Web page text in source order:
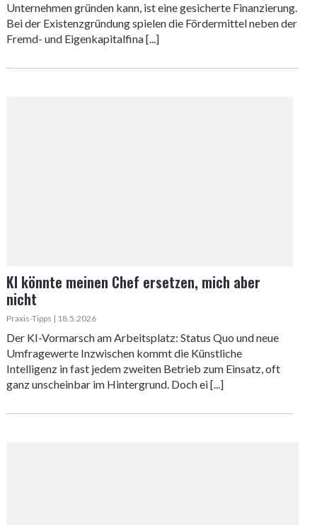
Unternehmen gründen kann, ist eine gesicherte Finanzierung.
Bei der Existenzgründung spielen die Fördermittel neben der
Fremd- und Eigenkapitalfina [...]
KI könnte meinen Chef ersetzen, mich aber
nicht
Praxis-Tipps | 18.5.2026
Der KI-Vormarsch am Arbeitsplatz: Status Quo und neue
Umfragewerte Inzwischen kommt die Künstliche
Intelligenz in fast jedem zweiten Betrieb zum Einsatz, oft
ganz unscheinbar im Hintergrund. Doch ei [...]